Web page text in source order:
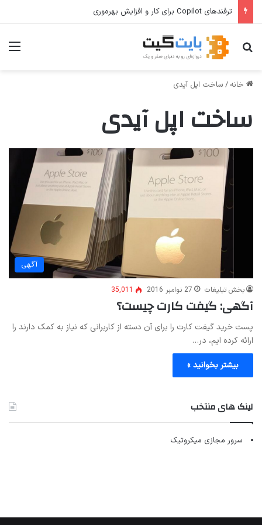
ترفندهای Copilot برای کار و افزایش بهره‌وری
جستجو برای
خانه / ساخت اپل آیدی
ساخت اپل آیدی
آگهی
بخش تبلیغات 27 نوامبر 2016 35,011
آگهی: گیفت کارت چیست؟
پست خرید گیفت کارت را برای آن دسته از کاربرانی که نیاز به کمک دارند را
ارائه کرده ایم، در…
بیشتر بخوانید »
لینک های منتخب
سرور مجازی میکروتیک